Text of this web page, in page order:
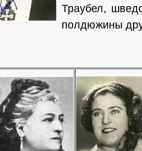
Траубел,
полдюжины